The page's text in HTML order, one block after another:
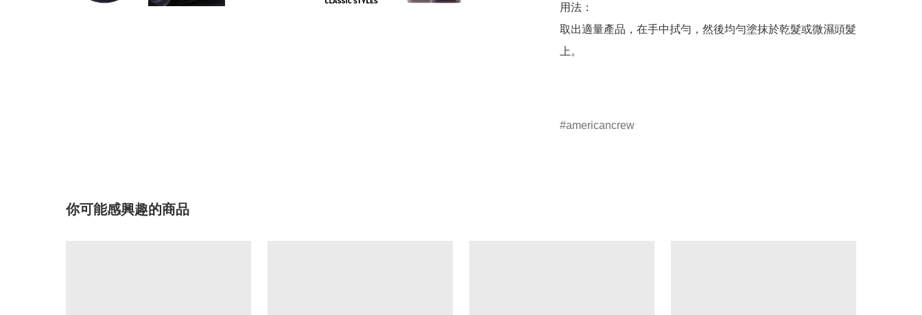
用法：
取出適量產品，在手中拭勻，然後均勻塗抹於乾髮或微濕頭髮
上。
americancrew
你可能感興趣的商品